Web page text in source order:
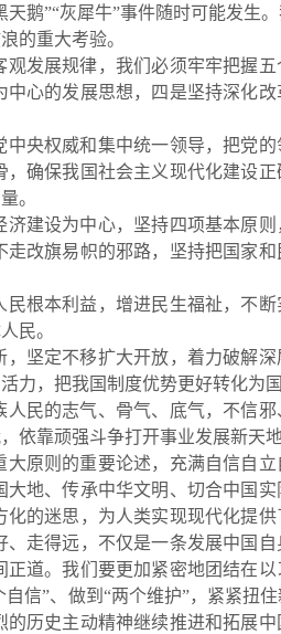
鹅”“灰犀牛”事件随时可能发生。
的重大考验。
发展规律，我们必须牢牢把握
心的发展思想，四是坚持深化
央权威和集中统一领导，把党
确保我国社会主义现代化建设
。
建设为中心，坚持四项基本原
改旗易帜的邪路，坚持把国家
根本利益，增进民生福祉，不
民。
坚定不移扩大开放，着力破解
力，把我国制度优势更好转化为国
民的志气、骨气、底气，不信
依靠顽强斗争打开事业发展新天地
原则的重要论述，充满自信自立
地、传承中华文明、切合中国
的迷思，为人类实现现代化提
走得远，不仅是一条发展中国
道。我们要更加紧密地团结在
信”、做到“两个维护”，紧紧扭
历史主动精神继续推进和拓展